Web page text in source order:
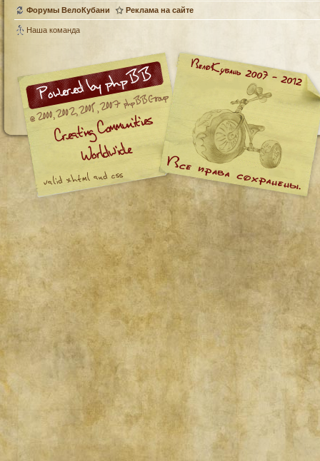
Форумы ВелоКубани Реклама на сайте
Наша команда